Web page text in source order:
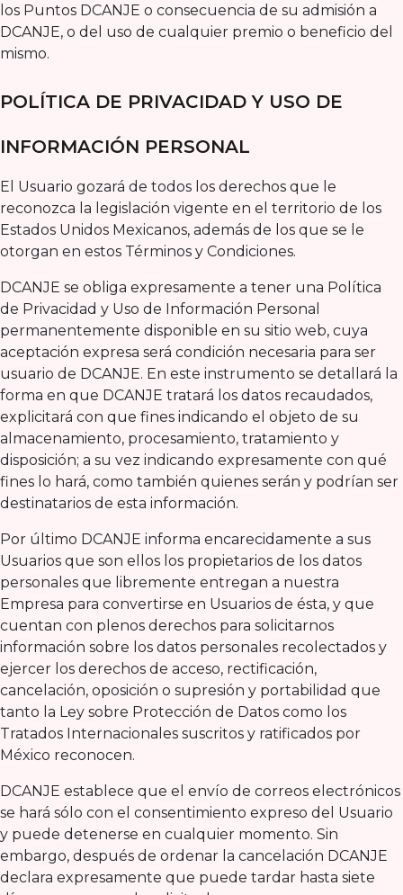
los Puntos DCANJE o consecuencia de su admisión a
DCANJE, o del uso de cualquier premio o beneficio del
mismo.
POLÍTICA DE PRIVACIDAD Y USO DE
INFORMACIÓN PERSONAL
El Usuario gozará de todos los derechos que le
reconozca la legislación vigente en el territorio de los
Estados Unidos Mexicanos, además de los que se le
otorgan en estos Términos y Condiciones.
DCANJE se obliga expresamente a tener una Política
de Privacidad y Uso de Información Personal
permanentemente disponible en su sitio web, cuya
aceptación expresa será condición necesaria para ser
usuario de DCANJE. En este instrumento se detallará la
forma en que DCANJE tratará los datos recaudados,
explicitará con que fines indicando el objeto de su
almacenamiento, procesamiento, tratamiento y
disposición; a su vez indicando expresamente con qué
fines lo hará, como también quienes serán y podrían ser
destinatarios de esta información.
Por último DCANJE informa encarecidamente a sus
Usuarios que son ellos los propietarios de los datos
personales que libremente entregan a nuestra
Empresa para convertirse en Usuarios de ésta, y que
cuentan con plenos derechos para solicitarnos
información sobre los datos personales recolectados y
ejercer los derechos de acceso, rectificación,
cancelación, oposición o supresión y portabilidad que
tanto la Ley sobre Protección de Datos como los
Tratados Internacionales suscritos y ratificados por
México reconocen.
DCANJE establece que el envío de correos electrónicos
se hará sólo con el consentimiento expreso del Usuario
y puede detenerse en cualquier momento. Sin
embargo, después de ordenar la cancelación DCANJE
declara expresamente que puede tardar hasta siete